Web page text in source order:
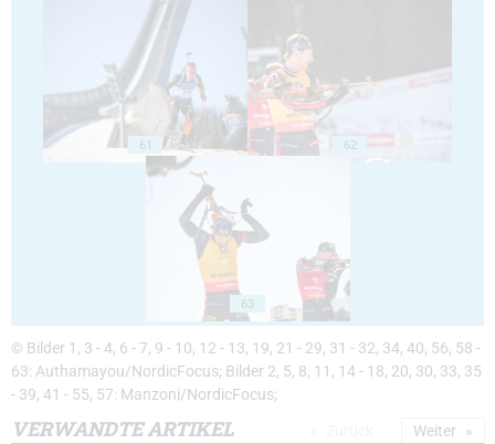
61 62
63
© Bilder 1, 3 - 4, 6 - 7, 9 - 10, 12 - 13, 19, 21 - 29, 31 - 32, 34, 40, 56, 58 -
63: Authamayou/NordicFocus; Bilder 2, 5, 8, 11, 14 - 18, 20, 30, 33, 35
- 39, 41 - 55, 57: Manzoni/NordicFocus;
VERWANDTE ARTIKEL Weiter